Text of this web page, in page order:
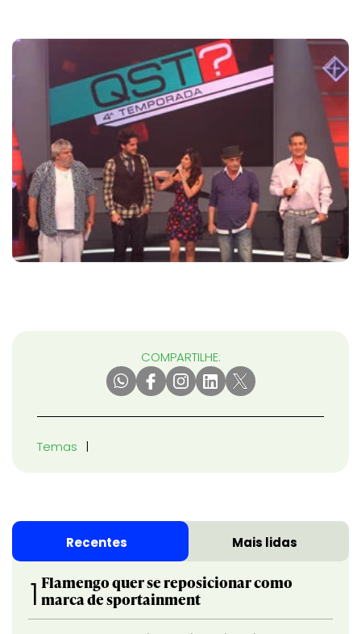
COMPARTILHE:
Temas
Recentes Mais lidas
1 Flamengo quer se reposicionar como
marca de sportainment